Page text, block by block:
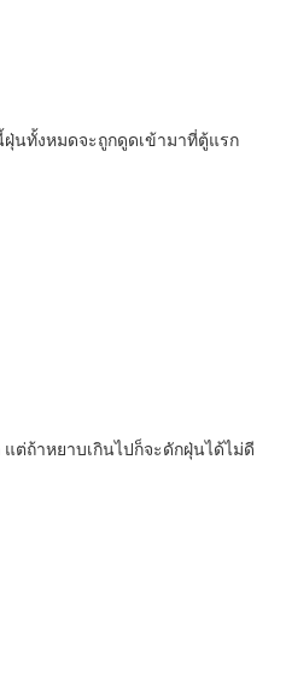
นทั้งหมดจะถูกดูดเข้ามาที่ตู้แรก
ต่ถ้าหยาบเกินไปก็จะดักฝุ่นได้ไม่ดี